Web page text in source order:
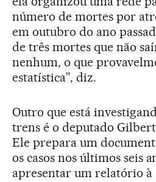
número de mortes por
em outubro do ano
de três mortes que não
nenhum, o que
estatística”, diz.
Outro que está
trens é o deputado
Ele prepara um
os casos nos últimos seis
apresentar um relatório à